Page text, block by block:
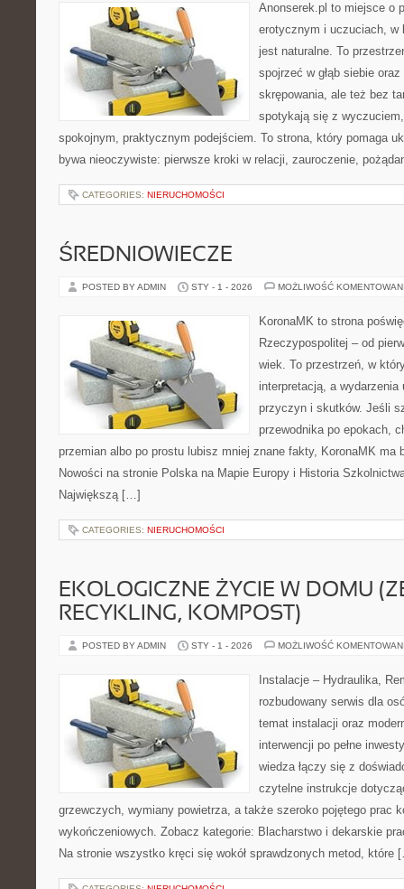
Anonserek.pl to miejsce o
erotycznym i uczuciach, w
jest naturalne. To
spojrzeć w głąb siebie
skrępowania, ale też bez
spotykają się z
spokojnym, praktycznym podejściem. To strona, który pomaga
bywa nieoczywiste: pierwsze kroki w relacji, zauroczenie,
CATEGORIES: NIERUCHOMOŚCI
ŚREDNIOWIECZE
POSTED BY ADMIN STY - 1 - 2026 MOŻLIWOŚĆ
KoronaMK to strona
Rzeczypospolitej – od
wiek. To przestrzeń, w
interpretacją, a wydarzenia
przyczyn i skutków. Jeśli
przewodnika po epokach,
przemian albo po prostu lubisz mniej znane fakty, KoronaMK ma
Nowości na stronie Polska na Mapie Europy i Historia
Największą […]
CATEGORIES: NIERUCHOMOŚCI
EKOLOGICZNE ŻYCIE W DOMU
RECYKLING, KOMPOST)
POSTED BY ADMIN STY - 1 - 2026 MOŻLIWOŚĆ
Instalacje – Hydraulika,
rozbudowany serwis dla
temat instalacji oraz
interwencji po pełne
wiedza łączy się z
czytelne instrukcje
grzewczych, wymiany powietrza, a także szeroko pojętego prac
wykończeniowych. Zobacz kategorie: Blacharstwo i dekarskie
Na stronie wszystko kręci się wokół sprawdzonych metod, które